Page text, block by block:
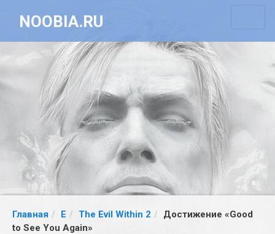
NOOBIA.RU
Главная E The Evil Within 2
Достижение «Good
to See You Again»